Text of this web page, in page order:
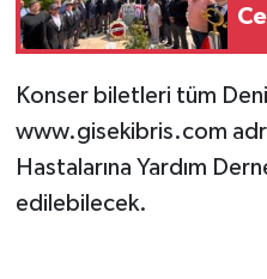
Konser biletleri tüm
www.gisekibris.com
Hastalarına Yardım
edilebilecek.